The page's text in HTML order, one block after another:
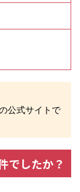
公式サイトで
でしたか？